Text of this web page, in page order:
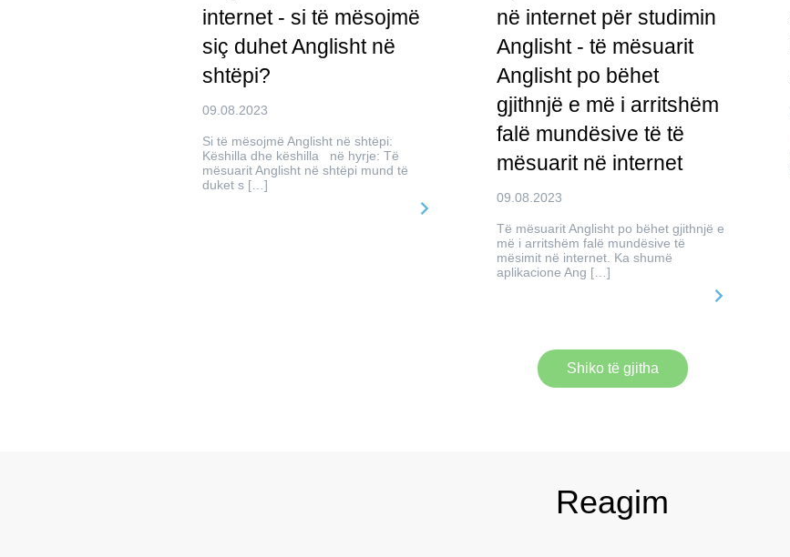
internet - si të mësojmë
siç duhet Anglisht në
shtëpi?
09.08.2023
Si të mësojmë Anglisht në shtëpi:
Këshilla dhe këshilla në hyrje: Të
mësuarit Anglisht në shtëpi mund të
duket s […]
në internet për studimin
Anglisht - të mësuarit
Anglisht po bëhet
gjithnjë e më i arritshëm
falë mundësive të të
mësuarit në internet
09.08.2023
Të mësuarit Anglisht po bëhet gjithnjë e
më i arritshëm falë mundësive të
mësimit në internet. Ka shumë
aplikacione Ang […]
Shiko të gjitha
Reagim